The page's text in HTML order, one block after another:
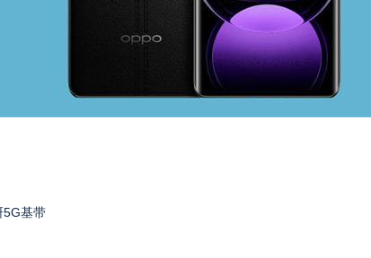
5G基带